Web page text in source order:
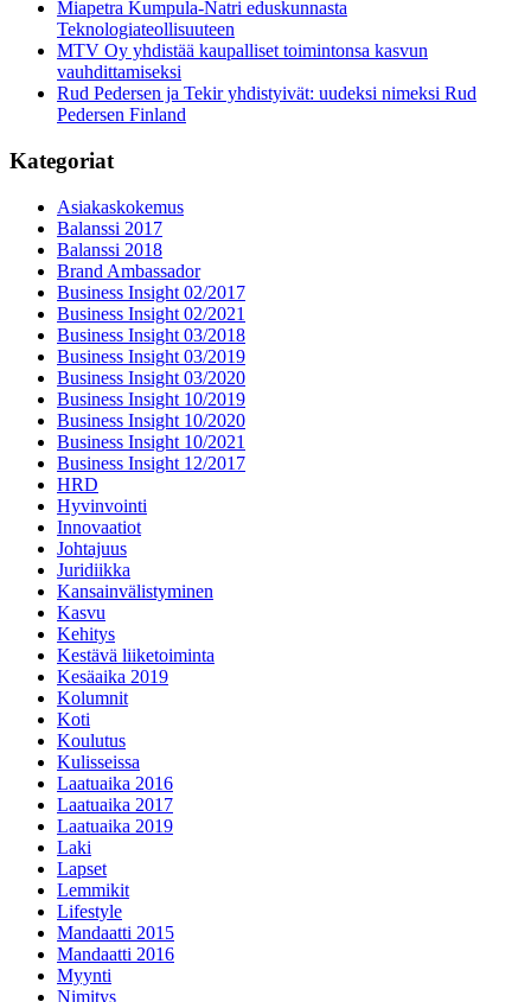
Miapetra Kumpula-Natri eduskunnasta
Teknologiateollisuuteen
MTV Oy yhdistää kaupalliset toimintonsa kasvun
vauhdittamiseksi
Rud Pedersen ja Tekir yhdistyivät: uudeksi nimeksi Rud
Pedersen Finland
Kategoriat
Asiakaskokemus
Balanssi 2017
Balanssi 2018
Brand Ambassador
Business Insight 02/2017
Business Insight 02/2021
Business Insight 03/2018
Business Insight 03/2019
Business Insight 03/2020
Business Insight 10/2019
Business Insight 10/2020
Business Insight 10/2021
Business Insight 12/2017
HRD
Hyvinvointi
Innovaatiot
Johtajuus
Juridiikka
Kansainvälistyminen
Kasvu
Kehitys
Kestävä liiketoiminta
Kesäaika 2019
Kolumnit
Koti
Koulutus
Kulisseissa
Laatuaika 2016
Laatuaika 2017
Laatuaika 2019
Laki
Lapset
Lemmikit
Lifestyle
Mandaatti 2015
Mandaatti 2016
Myynti
Nimitys